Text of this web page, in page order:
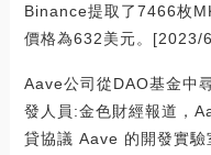
Binance提取了7466枚
價格為632美元。
Aave公司從DAO基金中
發人員:金色財經報道，
貸協議 Aave 的開發實